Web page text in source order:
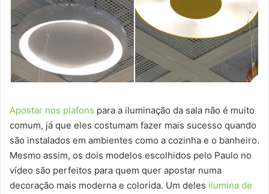
Apostar nos plafons para a iluminação da sala não é muito
comum, já que eles costumam fazer mais sucesso quando
são instalados em ambientes como a cozinha e o banheiro.
Mesmo assim, os dois modelos escolhidos pelo Paulo no
vídeo são perfeitos para quem quer apostar numa
decoração mais moderna e colorida. Um deles ilumina de